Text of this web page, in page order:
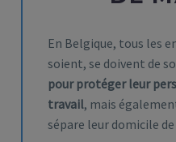
En Belgique, tous les
soient, se doivent de
pour protéger leur
travail, mais
sépare leur domicile